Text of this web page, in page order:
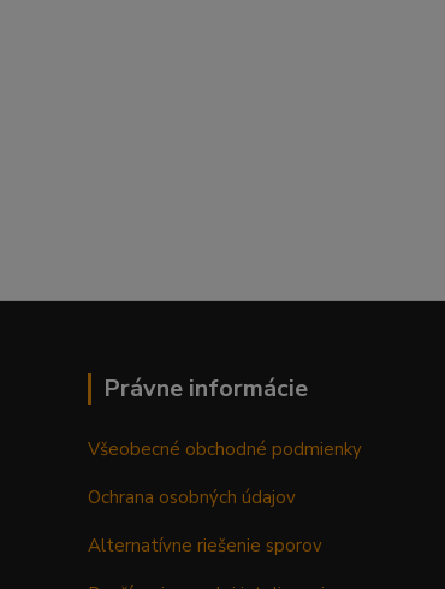
Právne informácie
Všeobecné obchodné podmienky
Ochrana osobných údajov
Alternatívne riešenie sporov